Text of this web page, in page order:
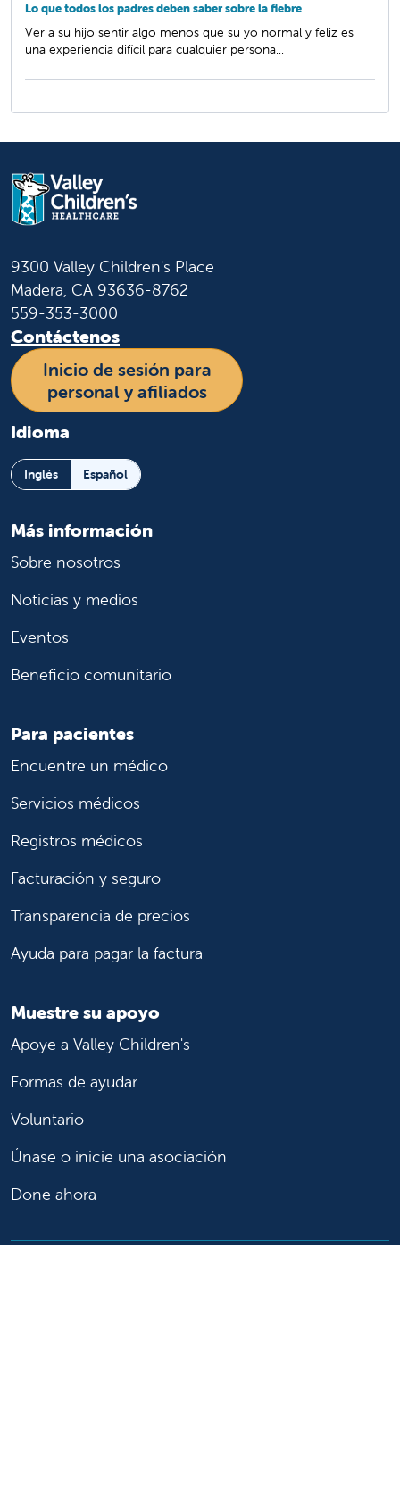
Lo que todos los padres deben saber sobre la fiebre
Ver a su hijo sentir algo menos que su yo normal y feliz es
una experiencia difícil para cualquier persona...
9300 Valley Children's Place
Madera, CA 93636-8762
559-353-3000
Contáctenos
Inicio de sesión para
personal y afiliados
Idioma
Inglés Español
Más información
Sobre nosotros
Noticias y medios
Eventos
Beneficio comunitario
Para pacientes
Encuentre un médico
Servicios médicos
Registros médicos
Facturación y seguro
Transparencia de precios
Ayuda para pagar la factura
Muestre su apoyo
Apoye a Valley Children's
Formas de ayudar
Voluntario
Únase o inicie una asociación
Done ahora